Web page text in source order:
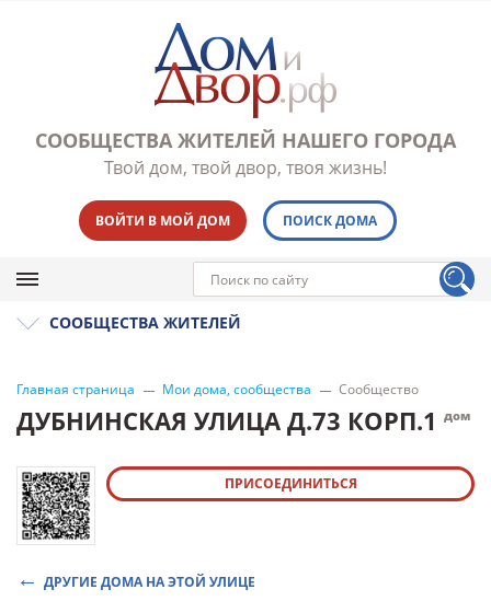
СООБЩЕСТВА ЖИТЕЛЕЙ НАШЕГО ГОРОДА
Твой дом, твой двор, твоя жизнь!
ВОЙТИ В МОЙ ДОМ ПОИСК ДОМА
СООБЩЕСТВА ЖИТЕЛЕЙ
Главная страница Мои дома, сообщества Сообщество
ДУБНИНСКАЯ УЛИЦА Д.73 КОРП.1 дом
ПРИСОЕДИНИТЬСЯ
ДРУГИЕ ДОМА НА ЭТОЙ УЛИЦЕ